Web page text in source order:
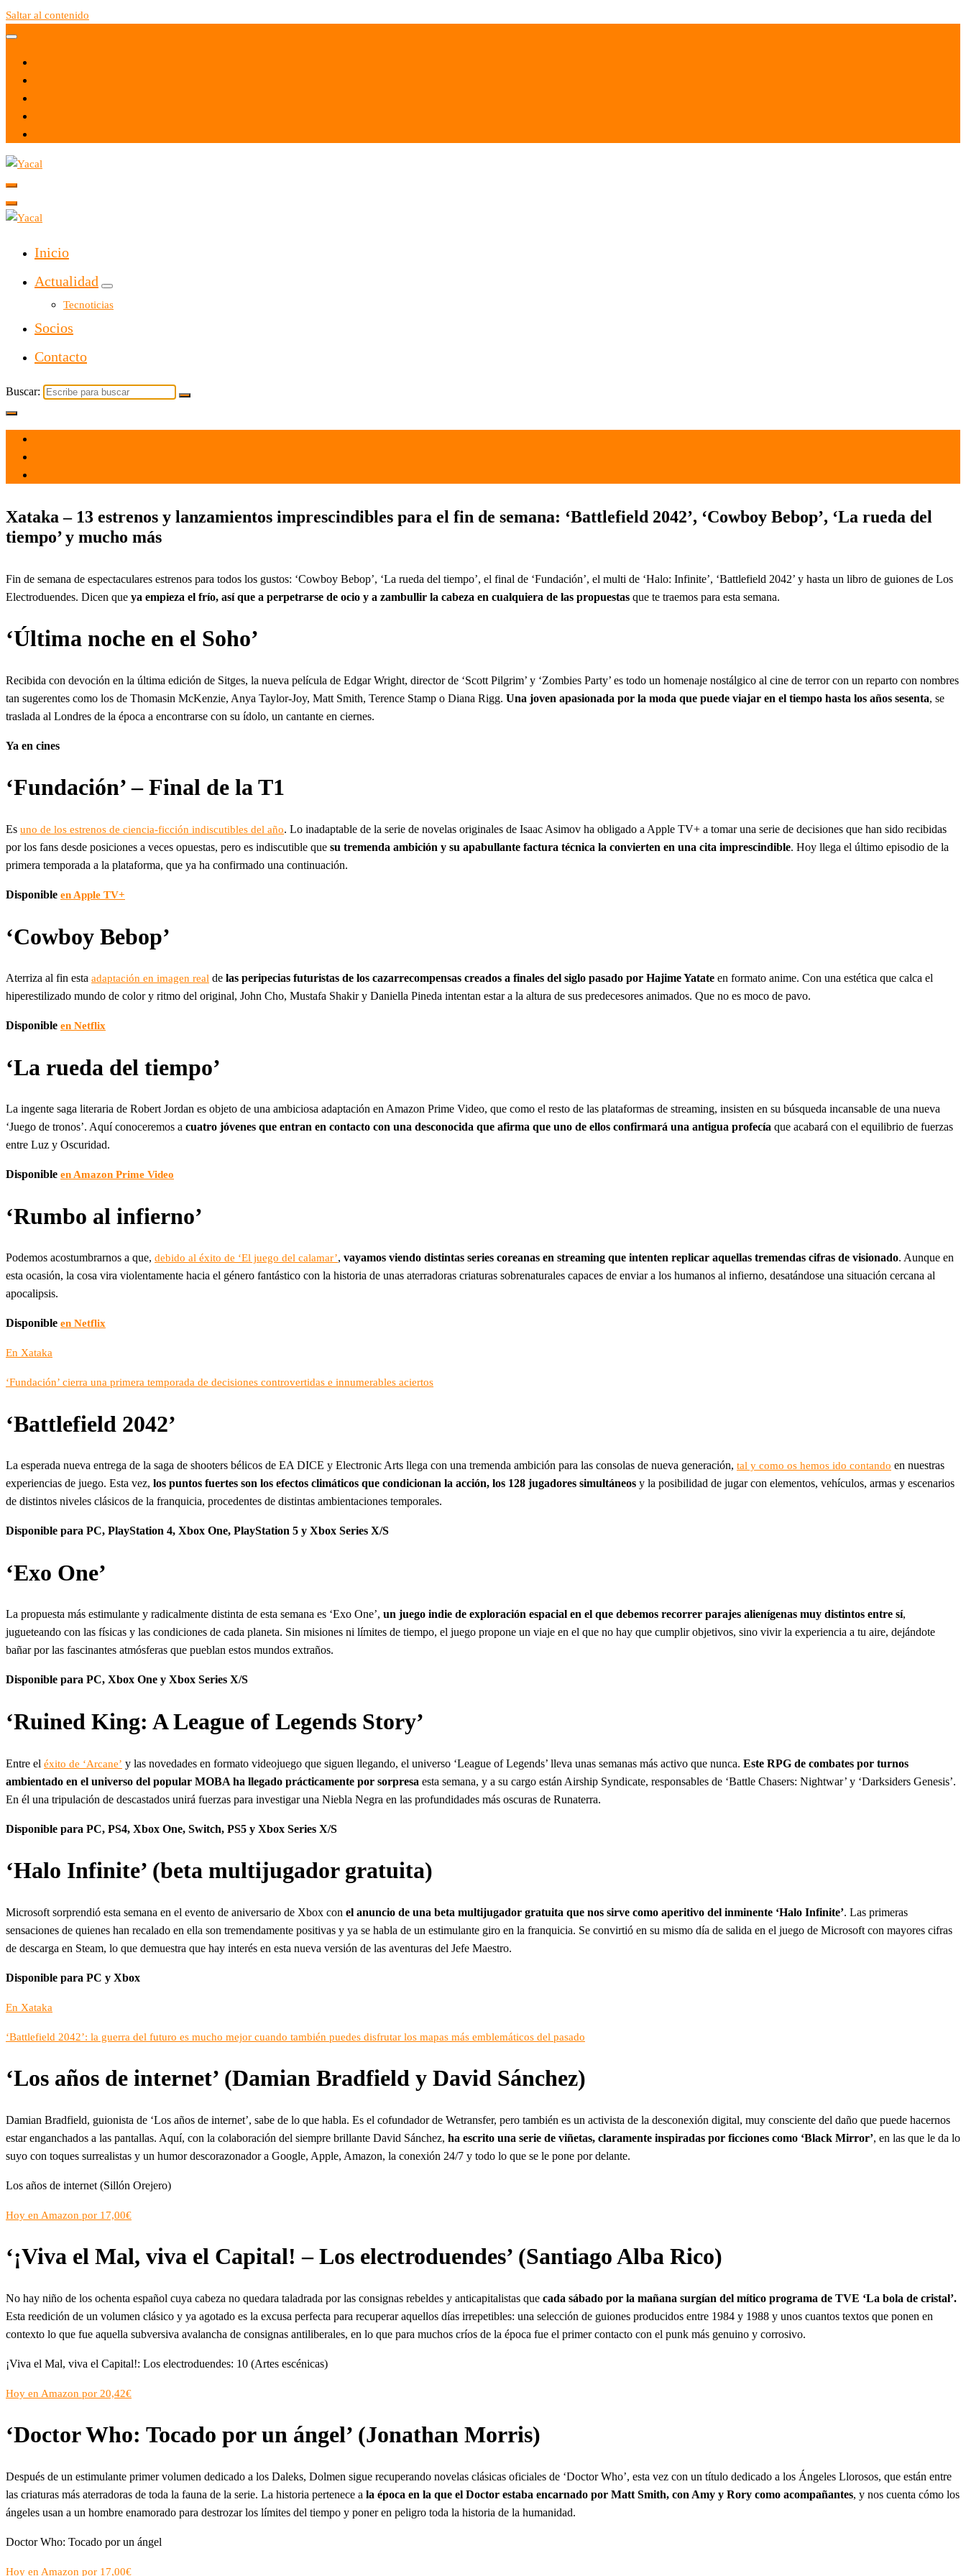
Saltar al contenido
Yacal micro hosting
Inicio
Actualidad
Tecnoticias
Socios
Contacto
Buscar:
Xataka – 13 estrenos y lanzamientos imprescindibles para el fin de semana: ‘Battlefield 2042’, ‘Cowboy Bebop’, ‘La rueda del
tiempo’ y mucho más
Fin de semana de espectaculares estrenos para todos los gustos: ‘Cowboy Bebop’, ‘La rueda del tiempo’, el final de ‘Fundación’, el multi de ‘Halo: Infinite’, ‘Battlefield 2042’ y hasta un libro de guiones de Los
Electroduendes. Dicen que ya empieza el frío, así que a perpetrarse de ocio y a zambullir la cabeza en cualquiera de las propuestas que te traemos para esta semana.
‘Última noche en el Soho’
Recibida con devoción en la última edición de Sitges, la nueva película de Edgar Wright, director de ‘Scott Pilgrim’ y ‘Zombies Party’ es todo un homenaje nostálgico al cine de terror con un reparto con nombres
tan sugerentes como los de Thomasin McKenzie, Anya Taylor-Joy, Matt Smith, Terence Stamp o Diana Rigg. Una joven apasionada por la moda que puede viajar en el tiempo hasta los años sesenta, se
traslada al Londres de la época a encontrarse con su ídolo, un cantante en ciernes.
Ya en cines
‘Fundación’ – Final de la T1
Es uno de los estrenos de ciencia-ficción indiscutibles del año. Lo inadaptable de la serie de novelas originales de Isaac Asimov ha obligado a Apple TV+ a tomar una serie de decisiones que han sido recibidas
por los fans desde posiciones a veces opuestas, pero es indiscutible que su tremenda ambición y su apabullante factura técnica la convierten en una cita imprescindible. Hoy llega el último episodio de la
primera temporada a la plataforma, que ya ha confirmado una continuación.
Disponible en Apple TV+
‘Cowboy Bebop’
Aterriza al fin esta adaptación en imagen real de las peripecias futuristas de los cazarrecompensas creados a finales del siglo pasado por Hajime Yatate en formato anime. Con una estética que calca el
hiperestilizado mundo de color y ritmo del original, John Cho, Mustafa Shakir y Daniella Pineda intentan estar a la altura de sus predecesores animados. Que no es moco de pavo.
Disponible en Netflix
‘La rueda del tiempo’
La ingente saga literaria de Robert Jordan es objeto de una ambiciosa adaptación en Amazon Prime Video, que como el resto de las plataformas de streaming, insisten en su búsqueda incansable de una nueva
‘Juego de tronos’. Aquí conoceremos a cuatro jóvenes que entran en contacto con una desconocida que afirma que uno de ellos confirmará una antigua profecía que acabará con el equilibrio de fuerzas
entre Luz y Oscuridad.
Disponible en Amazon Prime Video
‘Rumbo al infierno’
Podemos acostumbrarnos a que, debido al éxito de ‘El juego del calamar’, vayamos viendo distintas series coreanas en streaming que intenten replicar aquellas tremendas cifras de visionado. Aunque en
esta ocasión, la cosa vira violentamente hacia el género fantástico con la historia de unas aterradoras criaturas sobrenaturales capaces de enviar a los humanos al infierno, desatándose una situación cercana al
apocalipsis.
Disponible en Netflix
En Xataka
‘Fundación’ cierra una primera temporada de decisiones controvertidas e innumerables aciertos
‘Battlefield 2042’
La esperada nueva entrega de la saga de shooters bélicos de EA DICE y Electronic Arts llega con una tremenda ambición para las consolas de nueva generación, tal y como os hemos ido contando en nuestras
experiencias de juego. Esta vez, los puntos fuertes son los efectos climáticos que condicionan la acción, los 128 jugadores simultáneos y la posibilidad de jugar con elementos, vehículos, armas y escenarios
de distintos niveles clásicos de la franquicia, procedentes de distintas ambientaciones temporales.
Disponible para PC, PlayStation 4, Xbox One, PlayStation 5 y Xbox Series X/S
‘Exo One’
La propuesta más estimulante y radicalmente distinta de esta semana es ‘Exo One’, un juego indie de exploración espacial en el que debemos recorrer parajes alienígenas muy distintos entre sí,
jugueteando con las físicas y las condiciones de cada planeta. Sin misiones ni límites de tiempo, el juego propone un viaje en el que no hay que cumplir objetivos, sino vivir la experiencia a tu aire, dejándote
bañar por las fascinantes atmósferas que pueblan estos mundos extraños.
Disponible para PC, Xbox One y Xbox Series X/S
‘Ruined King: A League of Legends Story’
Entre el éxito de ‘Arcane’ y las novedades en formato videojuego que siguen llegando, el universo ‘League of Legends’ lleva unas semanas más activo que nunca. Este RPG de combates por turnos
ambientado en el universo del popular MOBA ha llegado prácticamente por sorpresa esta semana, y a su cargo están Airship Syndicate, responsables de ‘Battle Chasers: Nightwar’ y ‘Darksiders Genesis’.
En él una tripulación de descastados unirá fuerzas para investigar una Niebla Negra en las profundidades más oscuras de Runaterra.
Disponible para PC, PS4, Xbox One, Switch, PS5 y Xbox Series X/S
‘Halo Infinite’ (beta multijugador gratuita)
Microsoft sorprendió esta semana en el evento de aniversario de Xbox con el anuncio de una beta multijugador gratuita que nos sirve como aperitivo del inminente ‘Halo Infinite’. Las primeras
sensaciones de quienes han recalado en ella son tremendamente positivas y ya se habla de un estimulante giro en la franquicia. Se convirtió en su mismo día de salida en el juego de Microsoft con mayores cifras
de descarga en Steam, lo que demuestra que hay interés en esta nueva versión de las aventuras del Jefe Maestro.
Disponible para PC y Xbox
En Xataka
‘Battlefield 2042’: la guerra del futuro es mucho mejor cuando también puedes disfrutar los mapas más emblemáticos del pasado
‘Los años de internet’ (Damian Bradfield y David Sánchez)
Damian Bradfield, guionista de ‘Los años de internet’, sabe de lo que habla. Es el cofundador de Wetransfer, pero también es un activista de la desconexión digital, muy consciente del daño que puede hacernos
estar enganchados a las pantallas. Aquí, con la colaboración del siempre brillante David Sánchez, ha escrito una serie de viñetas, claramente inspiradas por ficciones como ‘Black Mirror’, en las que le da lo
suyo con toques surrealistas y un humor descorazonador a Google, Apple, Amazon, la conexión 24/7 y todo lo que se le pone por delante.
Los años de internet (Sillón Orejero)
Hoy en Amazon por 17,00€
‘¡Viva el Mal, viva el Capital! – Los electroduendes’ (Santiago Alba Rico)
No hay niño de los ochenta español cuya cabeza no quedara taladrada por las consignas rebeldes y anticapitalistas que cada sábado por la mañana surgían del mítico programa de TVE ‘La bola de cristal’.
Esta reedición de un volumen clásico y ya agotado es la excusa perfecta para recuperar aquellos días irrepetibles: una selección de guiones producidos entre 1984 y 1988 y unos cuantos textos que ponen en
contexto lo que fue aquella subversiva avalancha de consignas antiliberales, en lo que para muchos críos de la época fue el primer contacto con el punk más genuino y corrosivo.
¡Viva el Mal, viva el Capital!: Los electroduendes: 10 (Artes escénicas)
Hoy en Amazon por 20,42€
‘Doctor Who: Tocado por un ángel’ (Jonathan Morris)
Después de un estimulante primer volumen dedicado a los Daleks, Dolmen sigue recuperando novelas clásicas oficiales de ‘Doctor Who’, esta vez con un título dedicado a los Ángeles Llorosos, que están entre
las criaturas más aterradoras de toda la fauna de la serie. La historia pertenece a la época en la que el Doctor estaba encarnado por Matt Smith, con Amy y Rory como acompañantes, y nos cuenta cómo los
ángeles usan a un hombre enamorado para destrozar los límites del tiempo y poner en peligro toda la historia de la humanidad.
Doctor Who: Tocado por un ángel
Hoy en Amazon por 17,00€